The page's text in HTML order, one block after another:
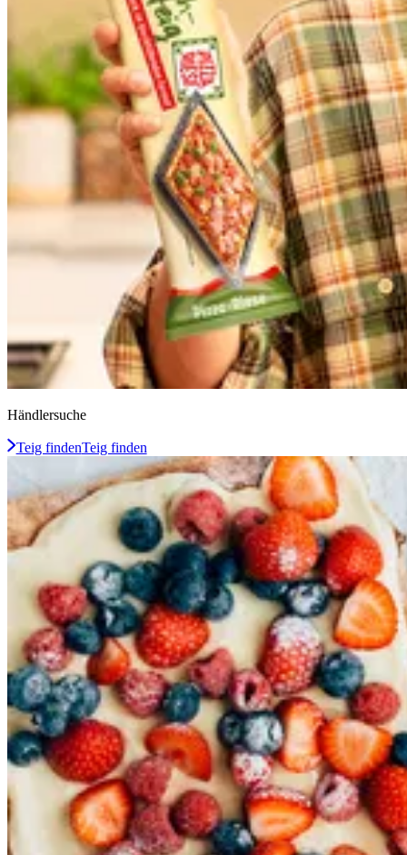
Händlersuche
Teig findenTeig finden